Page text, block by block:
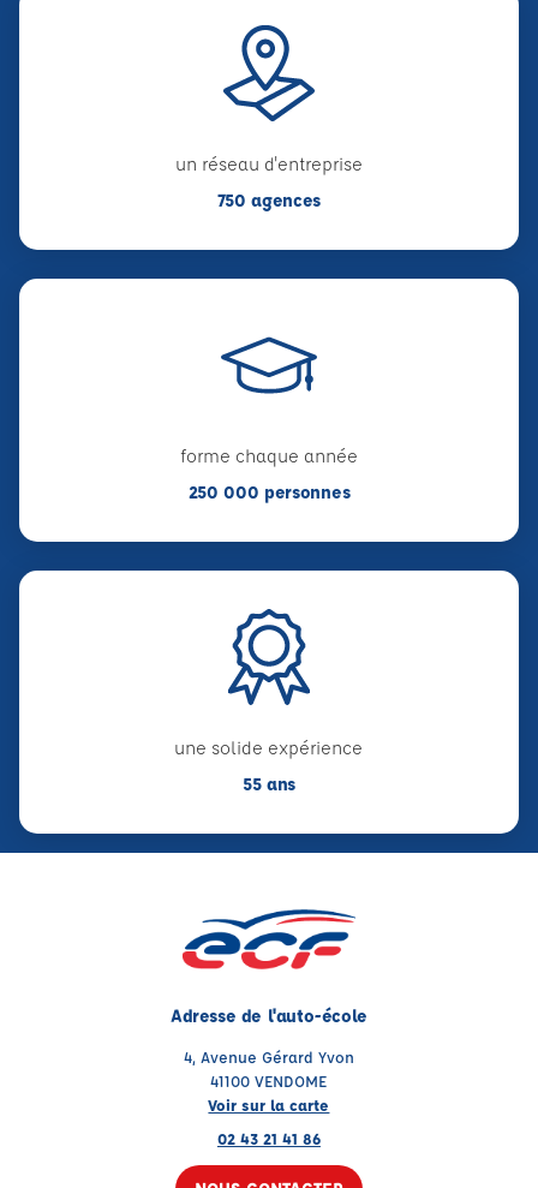
un réseau d'entreprise
750 agences
forme chaque année
250 000 personnes
une solide expérience
55 ans
Adresse de l'auto-école
4, Avenue Gérard Yvon
41100 VENDOME
Voir sur la carte
02 43 21 41 86